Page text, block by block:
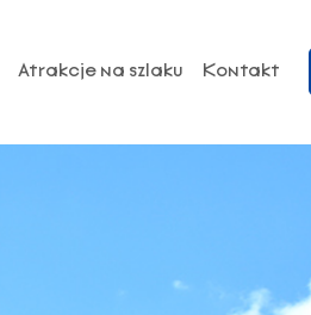
Atrakcje na szlaku Kontakt